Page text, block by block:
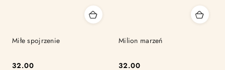
Miłe spojrzenie
32.00
Milion marzeń
32.00